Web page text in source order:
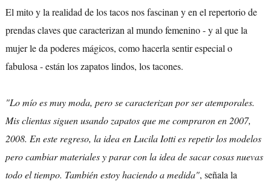
El mito y la realidad de los tacos nos fascinan y en el repertorio de
prendas claves que caracterizan al mundo femenino - y al que la
mujer le da poderes mágicos, como hacerla sentir especial o
fabulosa - están los zapatos lindos, los tacones.
"Lo mío es muy moda, pero se caracterizan por ser atemporales.
Mis clientas siguen usando zapatos que me compraron en 2007,
2008. En este regreso, la idea en Lucila Iotti es repetir los modelos
pero cambiar materiales y parar con la idea de sacar cosas nuevas
todo el tiempo. También estoy haciendo a medida", señala la